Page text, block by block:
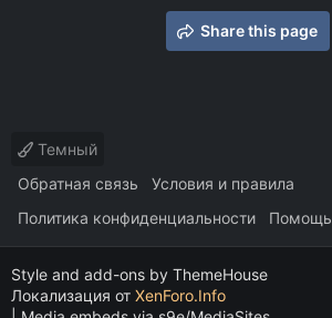
Share this page
Темный
Обратная связь
Условия и правила
Политика конфиденциальности
Помощь
Style and add-ons by ThemeHouse
Локализация от XenForo.Info